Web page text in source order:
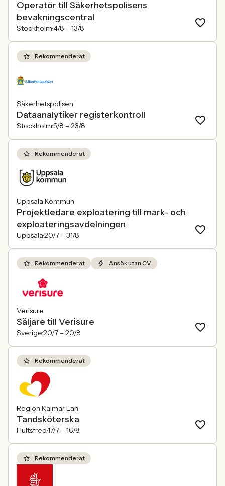
Operatör till Säkerhetspolisens
bevakningscentral
Stockholm4/8 – 13/8
Rekommenderat
Säkerhetspolisen
Dataanalytiker registerkontroll
Stockholm5/8 – 23/8
Rekommenderat
Uppsala Kommun
Projektledare exploatering till mark- och
exploateringsavdelningen
Uppsala20/7 – 31/8
Rekommenderat Ansök utan CV
Verisure
Säljare till Verisure
Sverige20/7 – 20/8
Rekommenderat
Region Kalmar Län
Tandsköterska
Hultsfred17/7 – 16/8
Rekommenderat